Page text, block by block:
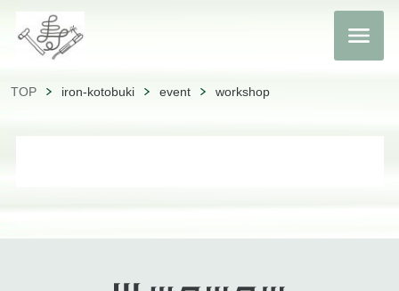
TOP iron-kotobuki event workshop